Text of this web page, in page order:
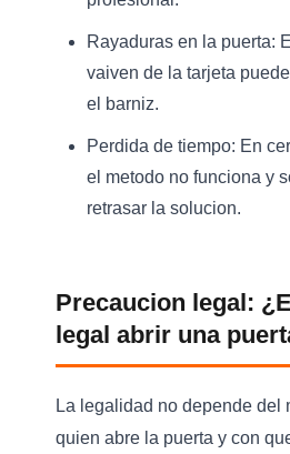
Rayaduras en la puerta:
vaiven de la tarjeta
el barniz.
Perdida de tiempo: En
el metodo no funciona y
retrasar la solucion.
Precaucion legal:
legal abrir una
La legalidad no depende del
quien abre la puerta y con